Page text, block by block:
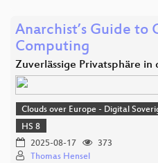
Anarchist’s Guide to
Computing
Zuverlässige Privatsphäre
Clouds over Europe - Digital
HS 8
2025-08-17
373
Thomas Hensel